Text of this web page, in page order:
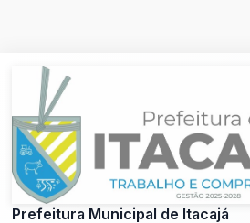
Prefeitura Municipal de Itacajá